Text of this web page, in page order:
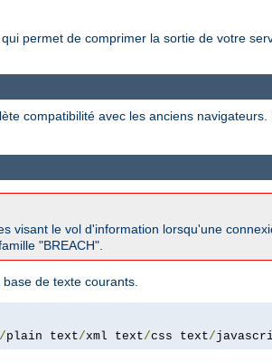
qui permet de comprimer la sortie de votre
compatibilité avec les anciens navigateurs.
visant le vol d'information lorsqu'une
"BREACH".
de texte courants.
/plain text/xml text/css text/